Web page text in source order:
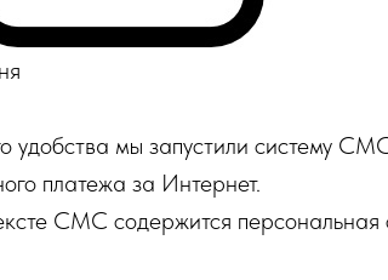
удобства мы запустили систему
платежа за Интернет.
СМС содержится персональная